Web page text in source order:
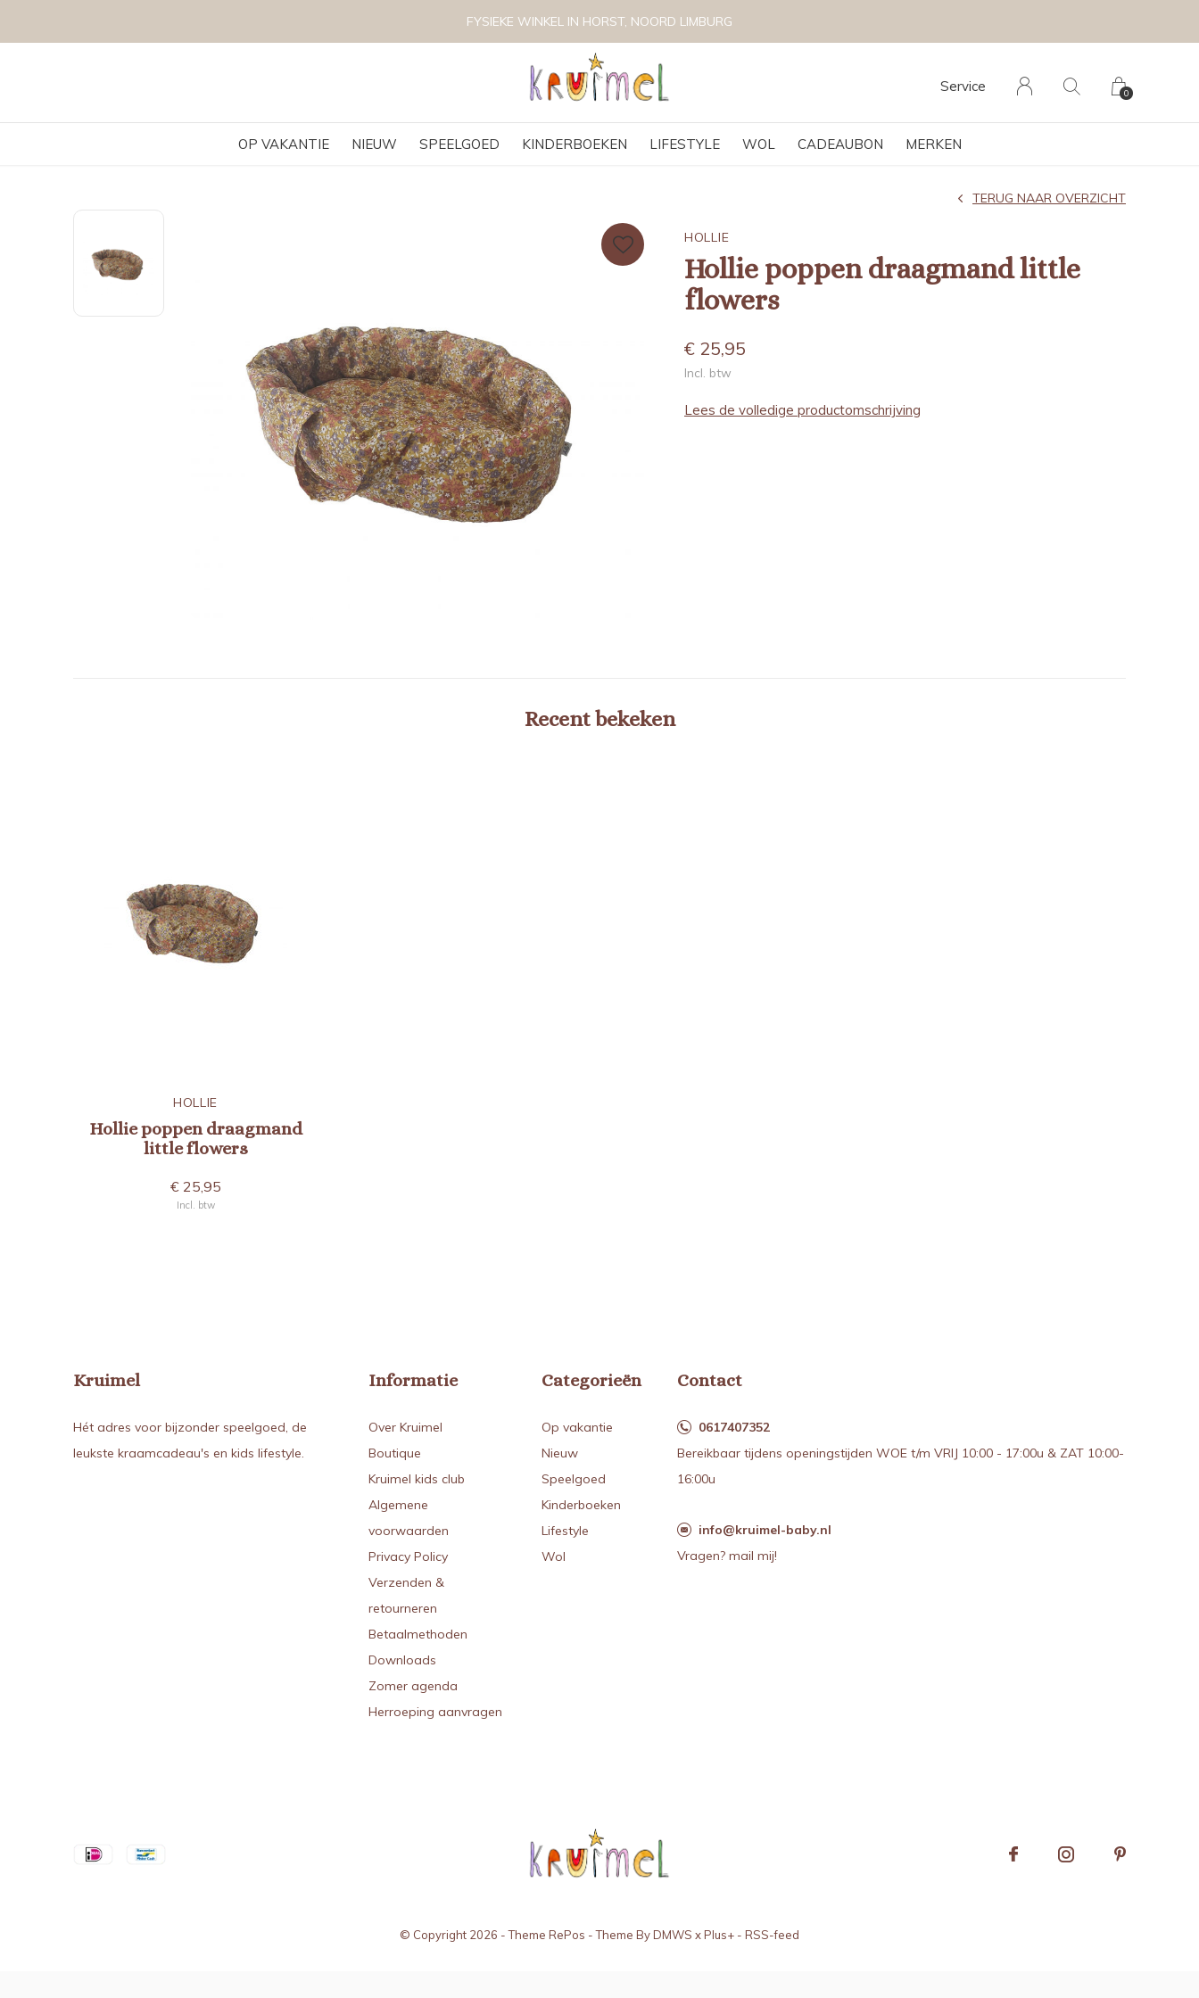
OP VAKANTIE NIEUW SPEELGOED KINDERBOEKEN LIFESTYLE WOL CADEAUBON MERKEN
Service 0
FYSIEKE WINKEL IN HORST, NOORD LIMBURG
HOLLIE
Hollie poppen draagmand little
flowers
TERUG NAAR OVERZICHT
€ 25,95
Incl. btw
Lees de volledige productomschrijving
Recent bekeken
HOLLIE
Hollie poppen draagmand
little flowers
€ 25,95
Incl. btw
Kruimel
Hét adres voor bijzonder speelgoed, de
leukste kraamcadeau's en kids lifestyle.
Informatie
Over Kruimel
Boutique
Kruimel kids club
Algemene
voorwaarden
Privacy Policy
Verzenden &
retourneren
Betaalmethoden
Downloads
Zomer agenda
Herroeping aanvragen
Categorieën
Op vakantie
Nieuw
Speelgoed
Kinderboeken
Lifestyle
Wol
Contact
0617407352
Bereikbaar tijdens openingstijden WOE t/m VRIJ 10:00 - 17:00u & ZAT 10:00-
16:00u
info@kruimel-baby.nl
Vragen? mail mij!
© Copyright 2026 - Theme RePos - Theme ByDMWS xPlus+ - RSS-feed